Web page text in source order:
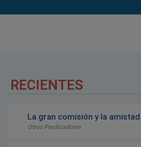
RECIENTES
La gran comisión y la amistad
Otros Predicadores